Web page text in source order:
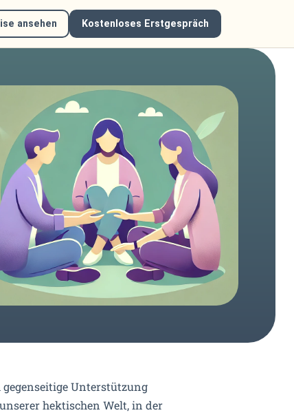
ansehen Kostenloses Erstgespräch
Unterstützung
hektischen Welt, in der